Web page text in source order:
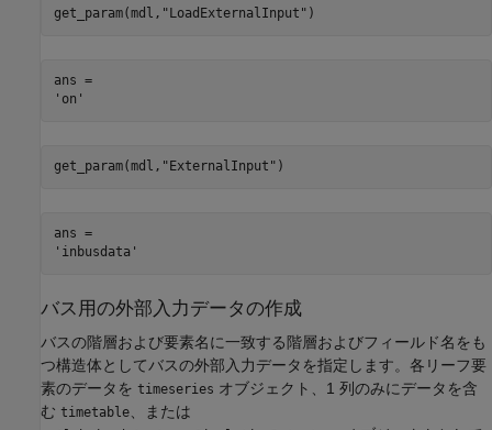
get_param(mdl, "LoadExternalInput" )
ans =
get_param(mdl, "ExternalInput" )
ans =
バス用の外部入力データの作成
バスの階層および要素名に一致する階層およびフィールド名をも
つ構造体としてバスの外部入力データを指定します。各リーフ要
素のデータを timeseries オブジェクト、1 列のみにデータを含
む timetable、または